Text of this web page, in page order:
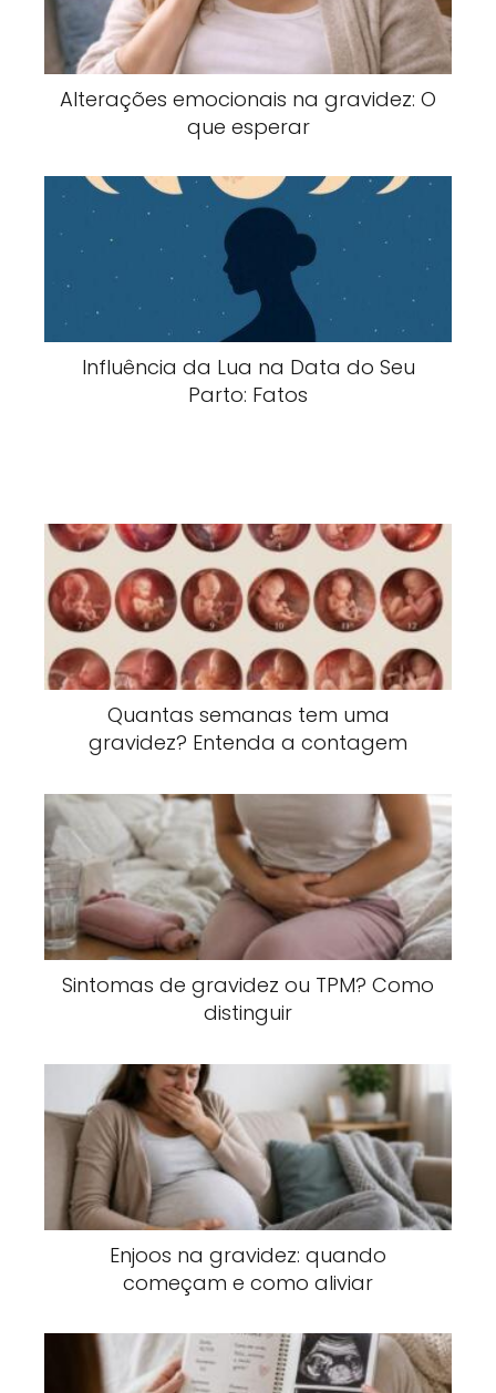
Alterações emocionais na gravidez: O
que esperar
Influência da Lua na Data do Seu
Parto: Fatos
Quantas semanas tem uma
gravidez? Entenda a contagem
Sintomas de gravidez ou TPM? Como
distinguir
Enjoos na gravidez: quando
começam e como aliviar